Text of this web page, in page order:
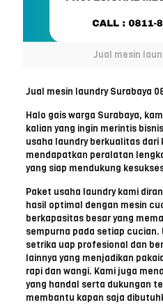
Jual mesin
Jual mesin laundry Surabaya
Halo gais warga Surabaya,
kalian yang ingin merintis
usaha laundry berkualitas dari
mendapatkan peralatan
yang siap mendukung
Paket usaha laundry kami
hasil optimal dengan mesin
berkapasitas besar yang
sempurna pada setiap cucian.
setrika uap profesional dan
lainnya yang menjadikan
rapi dan wangi. Kami juga
yang handal serta dukungan
membantu kapan saja